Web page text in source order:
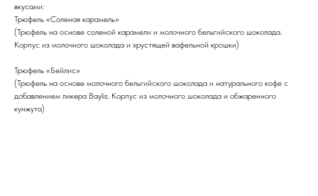
вкусами:
Трюфель «Соленая карамель»
(Трюфель на основе соленой карамели и молочного бельгийского шоколада.
Корпус из молочного шоколада и хрустящей вафельной крошки)
Трюфель «Бейлис»
(Трюфель на основе молочного бельгийского шоколада и натурального кофе с
добавлением ликера Baylis. Корпус из молочного шоколада и обжаренного
кунжута)